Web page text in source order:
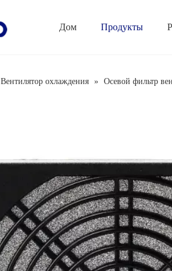
Дом Продукты
Вентилятор охлаждения » Осевой фильтр